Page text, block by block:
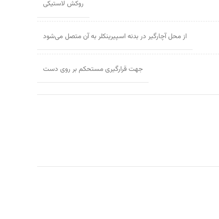
روکش لاستیکی
از محل آچارگیر در بدنه اسپیرینکلر به آن متصل می‌شود
جهت قرارگیری مستحکم بر روی دست